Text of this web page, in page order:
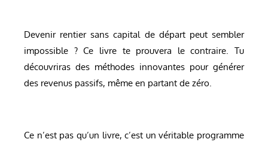
Devenir rentier sans capital de départ peut sembler
impossible ? Ce livre te prouvera le contraire. Tu
découvriras des méthodes innovantes pour générer
des revenus passifs, même en partant de zéro.
Ce n’est pas qu’un livre, c’est un véritable programme